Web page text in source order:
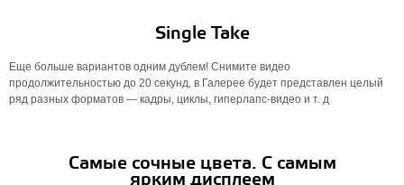
Single Take
Еще больше вариантов одним дублем! Снимите видео
продолжительностью до 20 секунд, в Галерее будет представлен целый
ряд разных форматов — кадры, циклы, гиперлапс-видео и т. д
Самые сочные цвета. С самым
ярким дисплеем